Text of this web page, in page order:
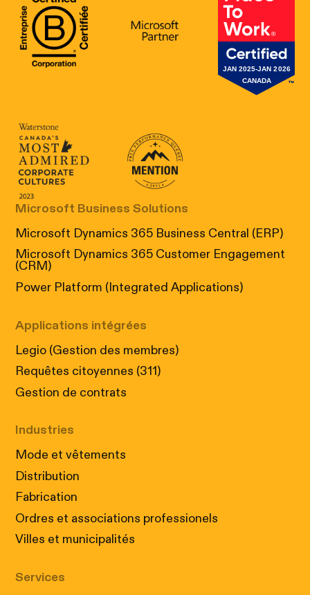
B Corp Certification
Microsoft Great
Canada's Most Admired Corporate
Prix performance Quebec
Microsoft Business Solutions
Microsoft Dynamics 365 Business Central (ERP)
Microsoft Dynamics 365 Customer Engagement
(CRM)
Power Platform (Integrated Applications)
Applications intégrées
Legio (Gestion des membres)
Requêtes citoyennes (311)
Gestion de contrats
Industries
Mode et vêtements
Distribution
Fabrication
Ordres et associations professionels
Villes et municipalités
Services